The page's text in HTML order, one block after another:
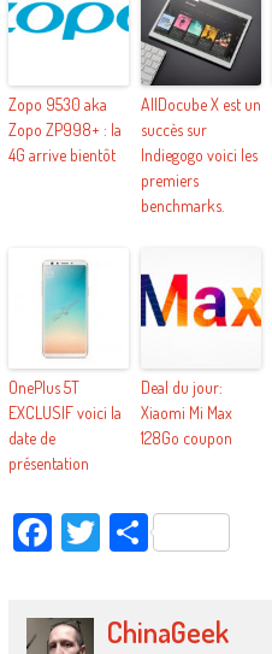
Zopo 9530 aka
Zopo ZP998+ : la
4G arrive bientôt
AllDocube X est un
succès sur
Indiegogo voici les
premiers
benchmarks.
OnePlus 5T
EXCLUSIF voici la
date de
présentation
Deal du jour:
Xiaomi Mi Max
128Go coupon
Facebook
TwitterPartager
ChinaGeek